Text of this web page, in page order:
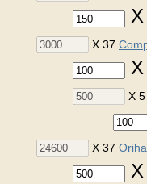
X 37
X 5
X 37